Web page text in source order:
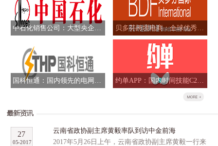
中石化销售公司：大型央企混合所有制改革标志性项目 贝多芬跨境电商：全球优秀品牌跨境B2B全网运营商
国科恒通：国内领先的电网信息化解决方案提供商 约单APP：国内时间技能C2C交易平台
云南省政协副主席黄毅率队到访中金前海
2017年5月26日上午，云南省政协副主席黄毅一行来
2017
-
05
27